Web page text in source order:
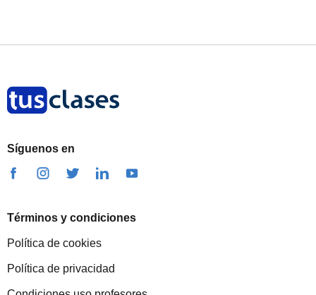
Síguenos en
Términos y condiciones
Política de cookies
Política de privacidad